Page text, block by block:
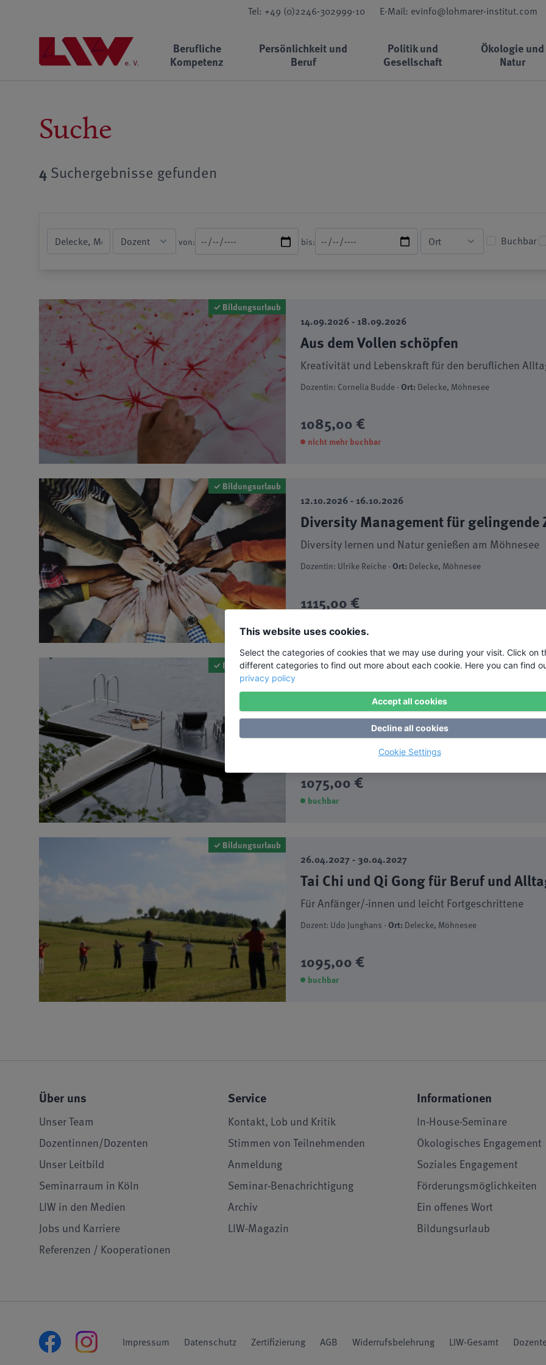
Tel: +49 (0)2246-302999-10 E-Mail: evinfo@lohmarer-institut.com
Berufliche
Kompetenz
Persönlichkeit und
Beruf
Politik und
Gesellschaft
Ökologie und
Natur
Suche
4 Suchergebnisse gefunden
von: bis: Buchbar
✓ Bildungsurlaub
14.09.2026 - 18.09.2026
Aus dem Vollen schöpfen
Kreativität und Lebenskraft für den beruflichen
Dozentin: Cornelia Budde ·Ort: Delecke, Möhnesee
1085,00 €
nicht mehr buchbar
✓ Bildungsurlaub
12.10.2026 - 16.10.2026
Diversity Management für gelingende
Diversity lernen und Natur genießen am Möhnesee
Dozentin: Ulrike Reiche ·Ort: Delecke, Möhnesee
1115,00 €
✓ Bildungsurlaub
Stimme im Beruf – Lichtenberger®
Kommunikation in Beruf und Gesellschaft
Ort: Delecke, Möhnesee
1075,00 €
buchbar
✓ Bildungsurlaub
26.04.2027 - 30.04.2027
Tai Chi und Qi Gong für Beruf und
Für Anfänger/-innen und leicht Fortgeschrittene
Dozent: Udo Junghans ·Ort: Delecke, Möhnesee
1095,00 €
buchbar
Über uns
Unser Team
Dozentinnen/Dozenten
Unser Leitbild
Seminarraum in Köln
LIW in den Medien
Jobs und Karriere
Referenzen / Kooperationen
Service
Kontakt, Lob und Kritik
Stimmen von Teilnehmenden
Anmeldung
Seminar-Benachrichtigung
Archiv
LIW-Magazin
Informationen
In-House-Seminare
Ökologisches Engagement
Soziales Engagement
Förderungsmöglichkeiten
Ein offenes Wort
Bildungsurlaub
Impressum Datenschutz Zertifizierung AGB Widerrufsbelehrung LIW-Gesamt
This website uses cookies.
Select the categories of cookies that we may use during your visit. Click on
different categories to find out more about each cookie. Here you can find
privacy policy
Accept all cookies
Decline all cookies
Cookie Settings